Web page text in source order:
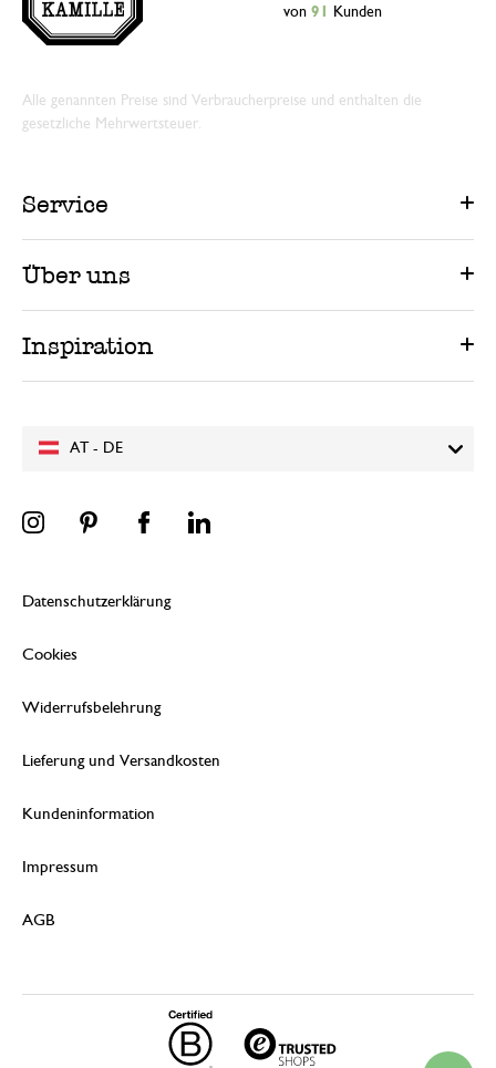
AT - DE
von 91 Kunden
Alle genannten Preise sind Verbraucherpreise und enthalten die
gesetzliche Mehrwertsteuer.
Service
Über uns
Inspiration
Datenschutzerklärung
Cookies
Widerrufsbelehrung
Lieferung und Versandkosten
Kundeninformation
Impressum
AGB